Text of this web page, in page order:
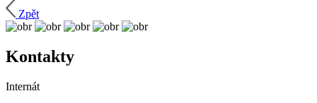
Zpět
Kontakty
Internát